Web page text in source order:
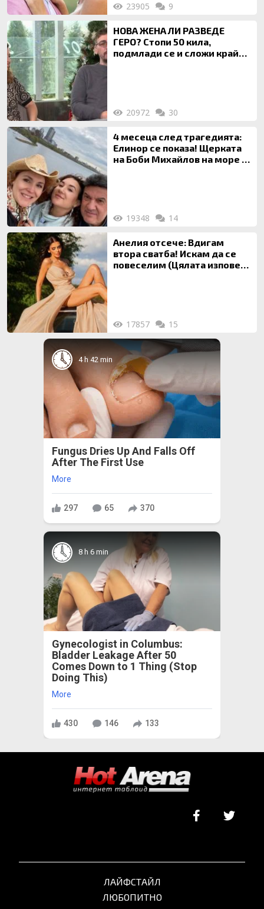
23905 9
НОВА ЖЕНА ЛИ РАЗВЕДЕ
ГЕРО? Стопи 50 кила,
подмлади се и сложи край
20972 30
4 месеца след трагедията:
Елинор се показа! Щерката
на Боби Михайлов на море с
19348 14
Анелия отсече: Вдигам
втора сватба! Искам да се
повеселим (Цялата изповед
17857 15
4 h 42 min
Fungus Dries Up And Falls Off
After The First Use
More
297 65 370
8 h 6 min
Gynecologist in Columbus:
Bladder Leakage After 50
Comes Down to 1 Thing (Stop
Doing This)
More
430 146 133
ЛАЙФСТАЙЛ
ЛЮБОПИТНО